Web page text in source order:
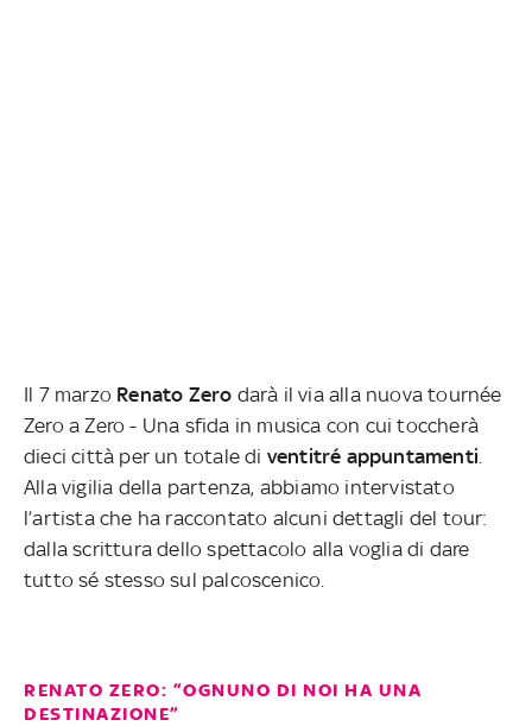
Il 7 marzo Renato Zero darà il via alla nuova tournée
Zero a Zero - Una sfida in musica con cui toccherà
dieci città per un totale di ventitré appuntamenti
Alla vigilia della partenza, abbiamo intervistato
l’artista che ha raccontato alcuni dettagli del tour:
dalla scrittura dello spettacolo alla voglia di dare
tutto sé stesso sul palcoscenico.
RENATO ZERO: “OGNUNO DI NOI HA UNA
DESTINAZIONE”